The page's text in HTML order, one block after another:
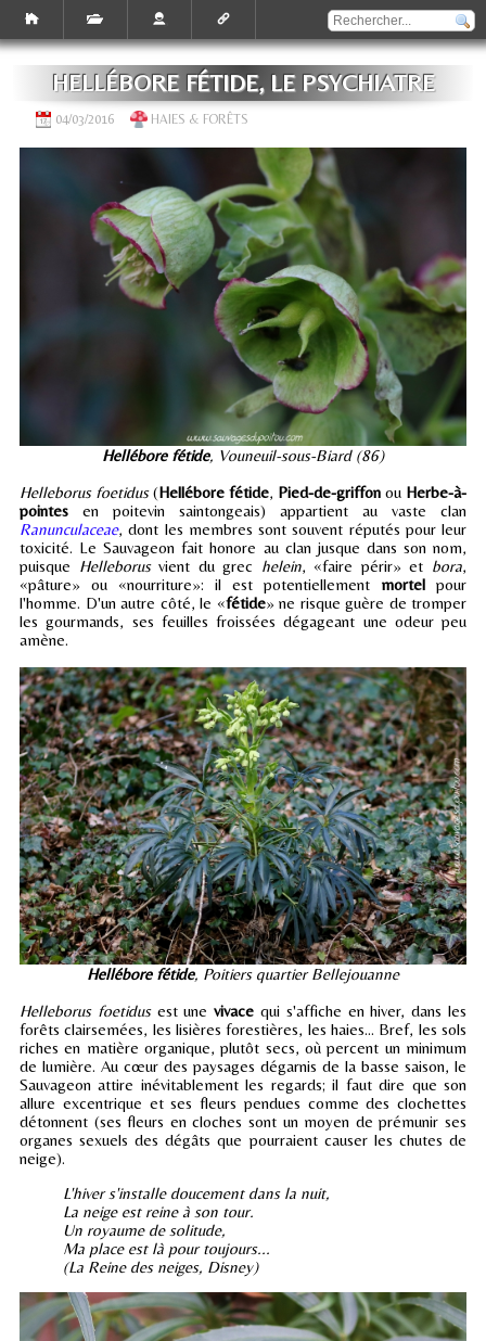
HELLÉBORE FÉTIDE, LE PSYCHIATRE
04/03/2016 HAIES & FORÊTS
Hellébore fétide, Vouneuil-sous-Biard (86)
Helleborus foetidus(Hellébore fétide, Pied-de-griffon ou Herbe-à-
pointes en poitevin saintongeais) appartient au vaste clan
Ranunculaceae, dont les membres sont souvent réputés pour leur
toxicité. Le Sauvageon fait honore au clan jusque dans son nom,
puisque Helleborusvient du grec helein, «faire périr» et bora,
«pâture» ou «nourriture»: il est potentiellement mortel pour
l'homme. D'un autre côté, le «fétide» ne risque guère de tromper
les gourmands, ses feuilles froissées dégageant une odeur peu
amène.
Hellébore fétide, Poitiers quartier Bellejouanne
Helleborus foetidusest unevivace qui s'affiche en hiver, dans les
forêts clairsemées, les lisières forestières, les haies... Bref, les sols
riches en matière organique, plutôt secs, où percent un minimum
de lumière. Au cœur des paysages dégarnis de la basse saison, le
Sauvageon attire inévitablement les regards; il faut dire que son
allure excentrique et ses fleurs pendues comme des clochettes
détonnent (ses fleurs en cloches sont un moyen de prémunir ses
organes sexuels des dégâts que pourraient causer les chutes de
neige).
L'hiver s'installe doucement dans la nuit,
La neige est reine à son tour.
Un royaume de solitude,
Ma place est là pour toujours...
(La Reine des neiges, Disney)